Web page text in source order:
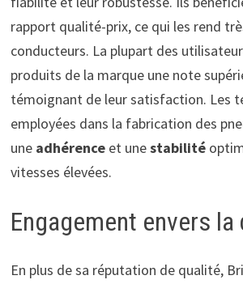
rapport qualité-prix, ce qui les rend
conducteurs. La plupart des
produits de la marque une note
témoignant de leur satisfaction. Les
employées dans la fabrication des
une adhérenceet unestabilité
vitesses élevées.
Engagement envers
En plus de sa réputation de qualité,